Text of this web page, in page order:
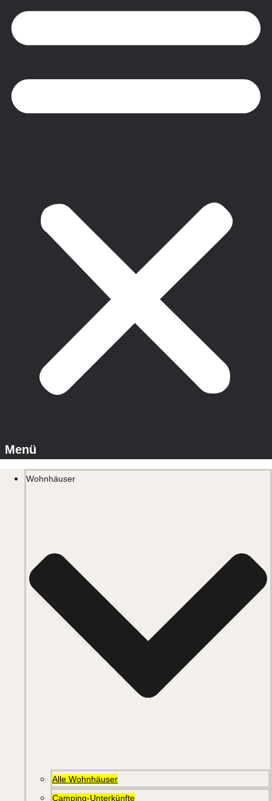
Wohnhäuser
Alle Wohnhäuser
Camping-Unterkünfte